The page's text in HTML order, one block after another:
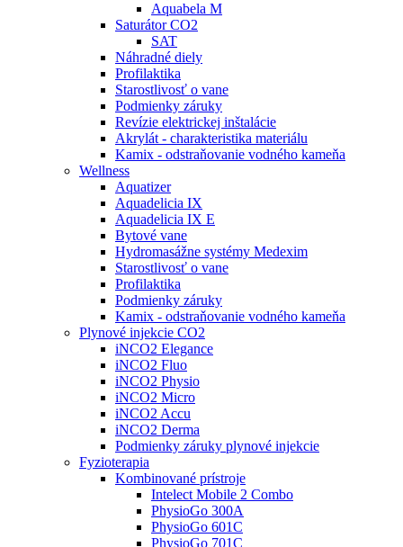
Aquabela M
Saturátor CO2
SAT
Náhradné diely
Profilaktika
Starostlivosť o vane
Podmienky záruky
Revízie elektrickej inštalácie
Akrylát - charakteristika materiálu
Kamix - odstraňovanie vodného kameňa
Wellness
Aquatizer
Aquadelicia IX
Aquadelicia IX E
Bytové vane
Hydromasážne systémy Medexim
Starostlivosť o vane
Profilaktika
Podmienky záruky
Kamix - odstraňovanie vodného kameňa
Plynové injekcie CO2
iNCO2 Elegance
iNCO2 Fluo
iNCO2 Physio
iNCO2 Micro
iNCO2 Accu
iNCO2 Derma
Podmienky záruky plynové injekcie
Fyzioterapia
Kombinované prístroje
Intelect Mobile 2 Combo
PhysioGo 300A
PhysioGo 601C
PhysioGo 701C